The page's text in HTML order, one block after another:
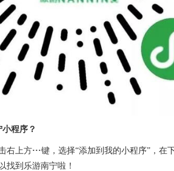
程序？
右上方···键，选择“添加到我的小程序”，在
找到乐游南宁啦！